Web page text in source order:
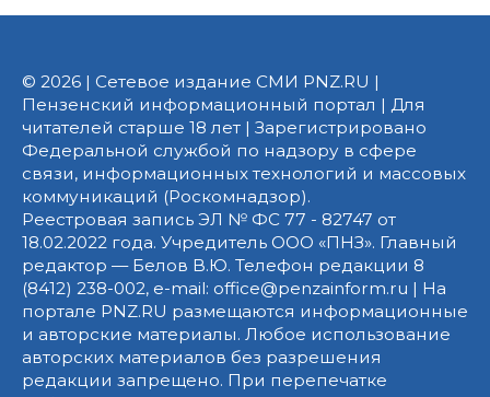
© 2026 | Сетевое издание СМИ PNZ.RU |
Пензенский информационный портал | Для
читателей старше 18 лет | Зарегистрировано
Федеральной службой по надзору в сфере
связи, информационных технологий и массовых
коммуникаций (Роскомнадзор).
Реестровая запись ЭЛ № ФС 77 - 82747 от
18.02.2022 года. Учредитель ООО «ПНЗ». Главный
редактор — Белов В.Ю. Телефон редакции 8
(8412) 238-002, e-mail: office@penzainform.ru | На
портале PNZ.RU размещаются информационные
и авторские материалы. Любое использование
авторских материалов без разрешения
редакции запрещено. При перепечатке